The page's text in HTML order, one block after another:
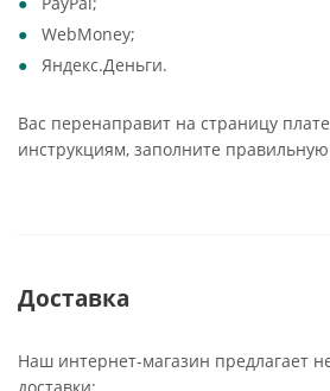
WebMoney;
Яндекс.Деньги.
Вас перенаправит на страницу
инструкциям, заполните
Доставка
Наш интернет-магазин предлагает